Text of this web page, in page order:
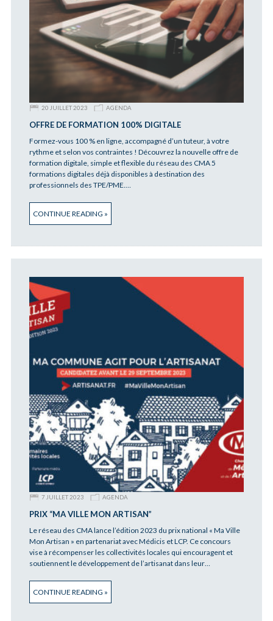
20 JUILLET 2023 AGENDA
OFFRE DE FORMATION 100% DIGITALE
Formez-vous 100 % en ligne, accompagné d’un tuteur, à votre
rythme et selon vos contraintes ! Découvrez la nouvelle offre de
formation digitale, simple et flexible du réseau des CMA 5
formations digitales déjà disponibles à destination des
professionnels des TPE/PME.…
CONTINUE READING »
7 JUILLET 2023 AGENDA
PRIX “MA VILLE MON ARTISAN”
Le réseau des CMA lance l’édition 2023 du prix national « Ma Ville
Mon Artisan » en partenariat avec Médicis et LCP. Ce concours
vise à récompenser les collectivités locales qui encouragent et
soutiennent le développement de l’artisanat dans leur…
CONTINUE READING »